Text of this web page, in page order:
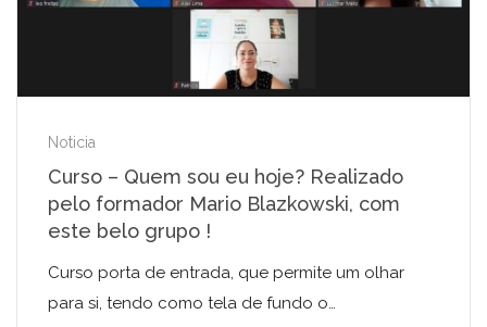
Noticia
Curso – Quem sou eu hoje? Realizado
pelo formador Mario Blazkowski, com
este belo grupo !
Curso porta de entrada, que permite um olhar
para si, tendo como tela de fundo o…